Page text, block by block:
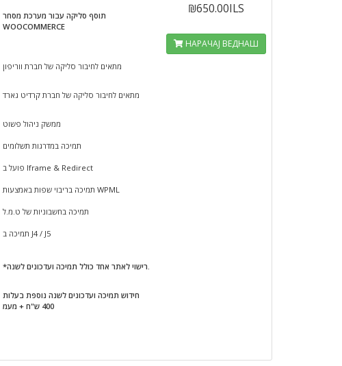
תוסף סליקה עבור מערכת מסחר
WOOCOMMERCE
מתאים לחיבור סליקה של חברת ווריפון
מתאים לחיבור סליקה של חברת קרדיט גארד
ממשק ניהול פשוט
תמיכה במדרגות תשלומים
פועל ב Iframe & Redirect
תמיכה בריבוי שפות באמצעות WPML
תמיכה בחשבוניות של ט.מ.ל
תמיכה ב J4 / J5
*רישוי לאתר אחד כולל תמיכה ועדכונים לשנה.
חידוש תמיכה ועדכונים לשנה נוספת בעלות
400 ש"ח + מעמ
₪650.00ILS
НАРАЧАЈ ВЕДНАШ